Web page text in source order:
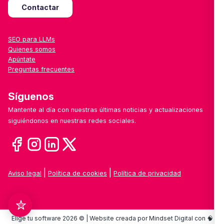
Contactar
SEO para LLMs
Quienes somos
Apúntate
Preguntas frecuentes
Síguenos
Mantente al día con nuestras últimas noticias y actualizaciones
siguiéndonos en nuestras redes sociales.
Aviso legal Política de cookies Política de privacidad
Elige tu software 2026 © | Website creada por Mindset Digital con 🧠